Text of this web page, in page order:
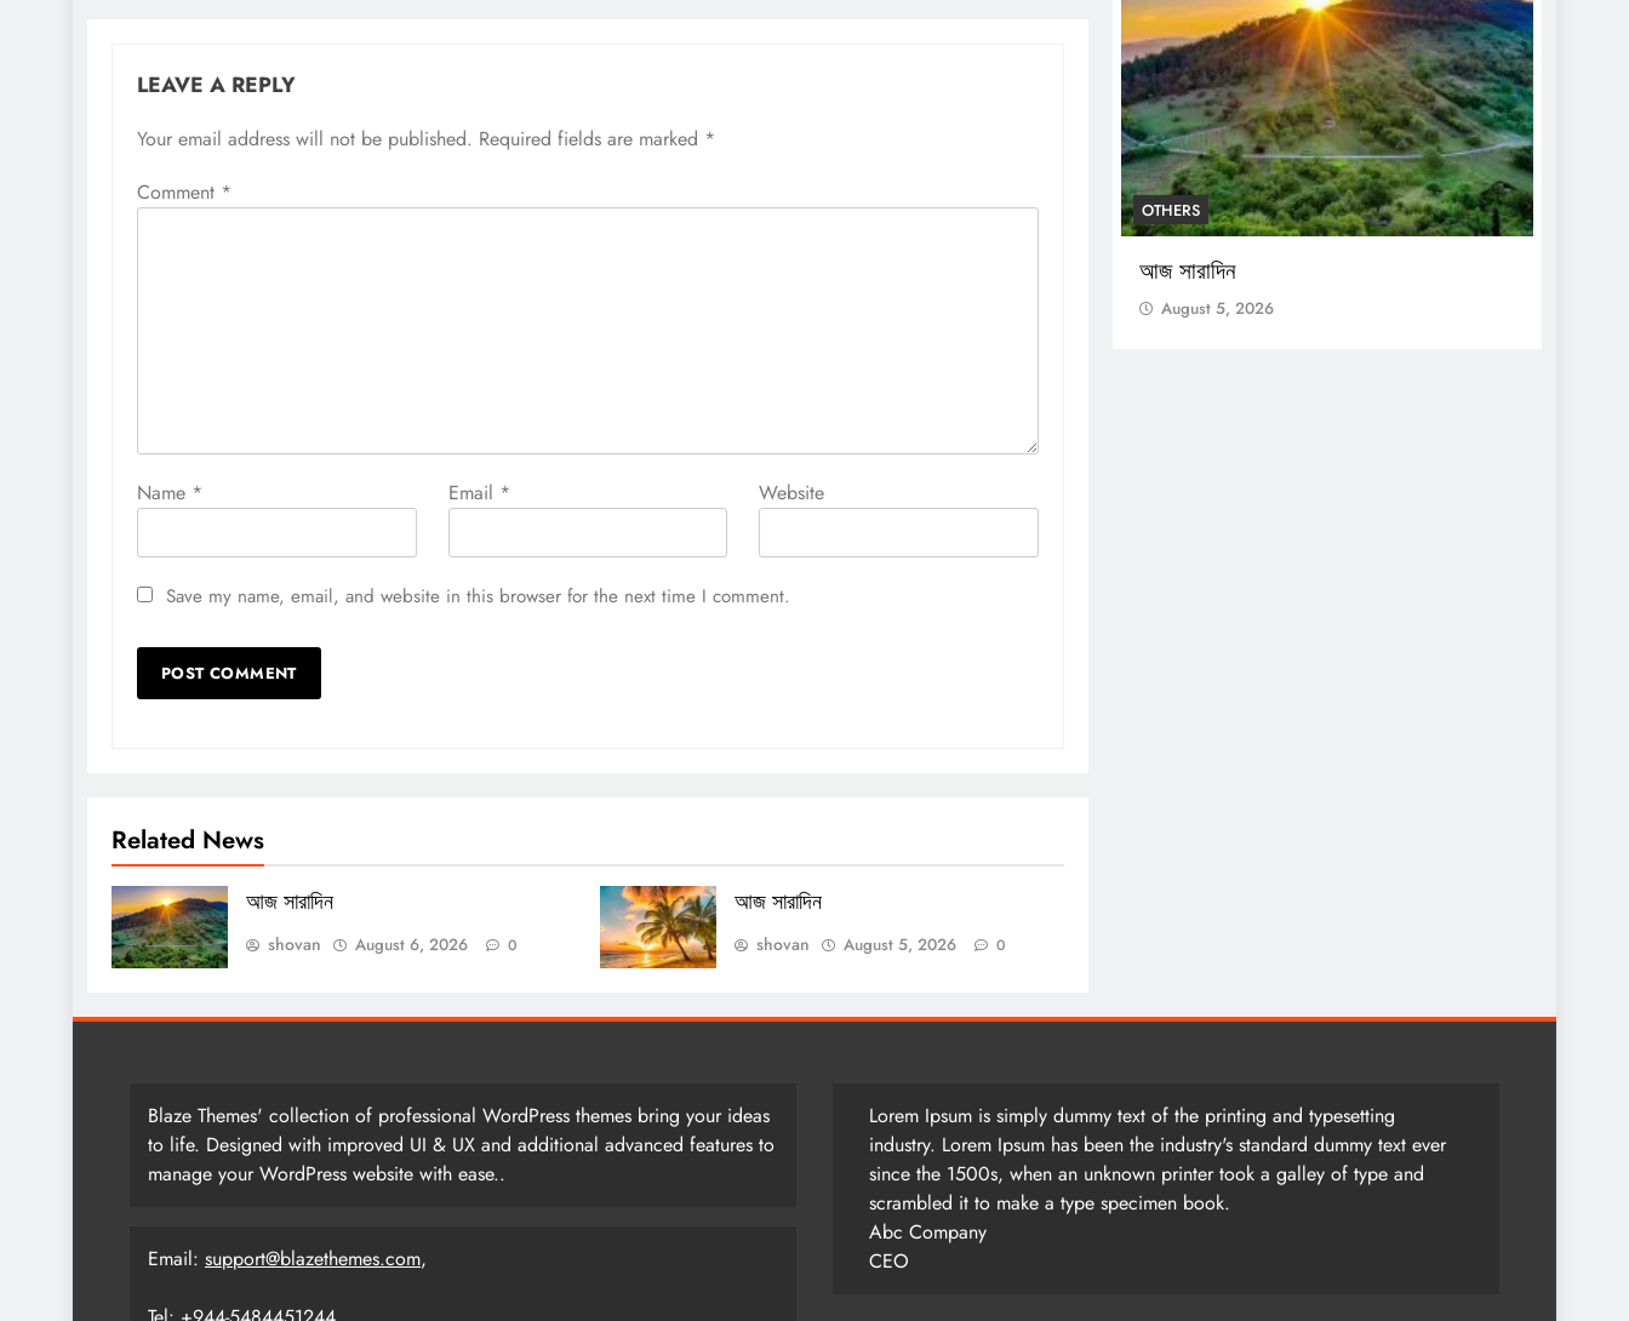
LEAVE A REPLY
Your email address will not be published. Required fields are marked *
Comment *
Name * Email * Website
Save my name, email, and website in this browser for the next time I comment.
Related News
আজ সারাদিন
shovan August 6, 2026 0
আজ সারাদিন
shovan August 5, 2026 0
OTHERS
আজ সারাদিন
August 5, 2026
Blaze Themes' collection of professional WordPress themes bring your ideas
to life. Designed with improved UI & UX and additional advanced features to
manage your WordPress website with ease..
Email: support@blazethemes.com,
Lorem Ipsum is simply dummy text of the printing and typesetting
industry. Lorem Ipsum has been the industry's standard dummy text ever
since the 1500s, when an unknown printer took a galley of type and
scrambled it to make a type specimen book.
Abc Company
CEO